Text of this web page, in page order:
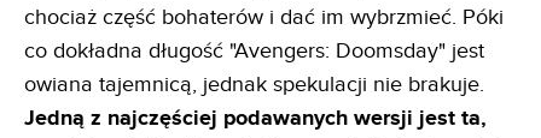
chociaż część bohaterów i dać im wybrzmieć. Póki
co dokładna długość "Avengers: Doomsday" jest
owiana tajemnicą, jednak spekulacji nie brakuje.
Jedną z najczęściej podawanych wersji jest ta,